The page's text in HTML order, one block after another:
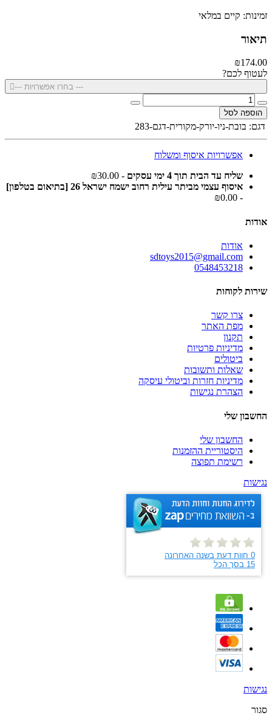
זמינות: קיים במלאי
תיאור
₪174.00
לעטוף לכם?
--- בחרו אפשרויות ---
הוספה לסל
דגם: בובת-ניו-יורק-מקורית-דגם-283
אפשרויות איסוף ומשלוח
שליח עד הבית תוך 4 ימי עסקים
- ₪30.00
איסוף עצמי מביתר עילית רחוב ישמח ישראל 26 [בתיאום בטלפון]
- ₪0.00
אודות
אודות
sdtoys2015@gmail.com
0548453218
שירות לקוחות
צרו קשר
מפת האתר
תקנון
מדיניות פרטיות
ביטולים
שאלות ותשובות
מדיניות חזרות וביטולי עיסקה
הצהרת נגישות
החשבון שלי
החשבון שלי
היסטוריית ההזמנות
רשימת תפוצה
נגישות
נגישות
סגור